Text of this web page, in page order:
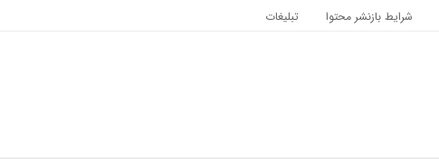
شرایط بازنشر محتوا تبلیغات